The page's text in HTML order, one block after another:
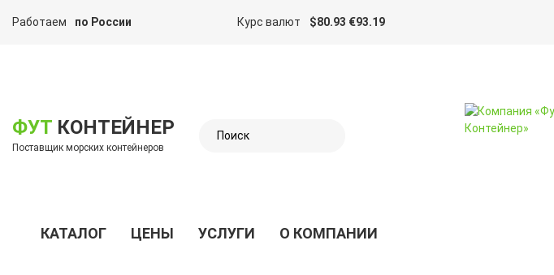
Работаем по России Курс валют $80.93 €93.19
ФУТ КОНТЕЙНЕР
Поставщик морских контейнеров
КАТАЛОГ ЦЕНЫ УСЛУГИ О КОМПАНИИ